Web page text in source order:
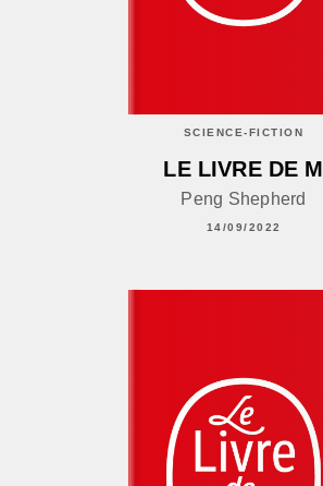
SCIENCE-FICTION
LE LIVRE DE M
Peng Shepherd
14/09/2022